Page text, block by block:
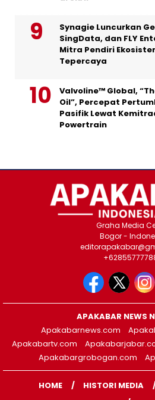
Synagie Luncurkan
SingData, dan FLY
Mitra Pendiri
Tepercaya
Valvoline™ Global,
Oil”, Percepat
Pasifik Lewat
Powertrain
Graha Media
Bogor -
APAKABAR NEWS
Apakabarnews.com
Apakabartv.com
Apakabargrobogan.com
HOME HISTORI MEDIA